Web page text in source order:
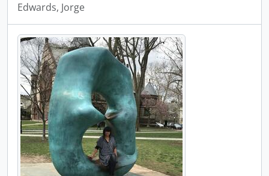
Edwards, Jorge